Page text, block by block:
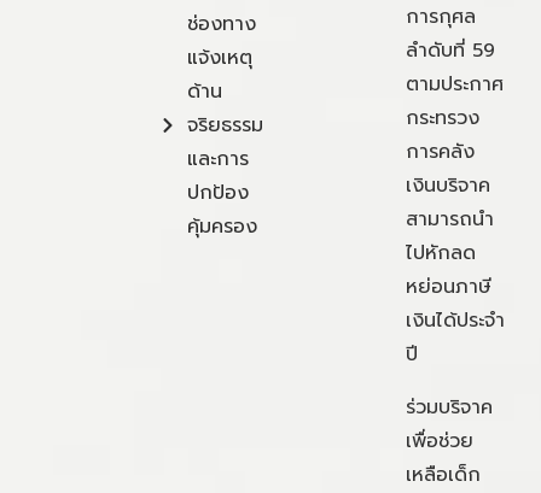
ช่องทาง
แจ้งเหตุ
ด้าน
จริยธรรม
และการ
ปกป้อง
คุ้มครอง
การกุศล
ลำดับที่ 59
ตามประกาศ
กระทรวง
การคลัง
เงินบริจาค
สามารถนำ
ไปหักลด
หย่อนภาษี
เงินได้ประจำ
ปี
ร่วมบริจาค
เพื่อช่วย
เหลือเด็ก